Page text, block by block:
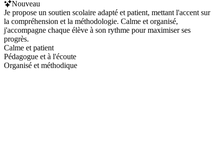
Nouveau
Je propose un soutien scolaire adapté et patient, mettant l'accent sur
la compréhension et la méthodologie. Calme et organisé,
j'accompagne chaque élève à son rythme pour maximiser ses
progrès.
Calme et patient
Pédagogue et à l'écoute
Organisé et méthodique